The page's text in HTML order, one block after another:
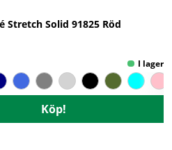
Stretch Solid 91825 Röd
Köp!